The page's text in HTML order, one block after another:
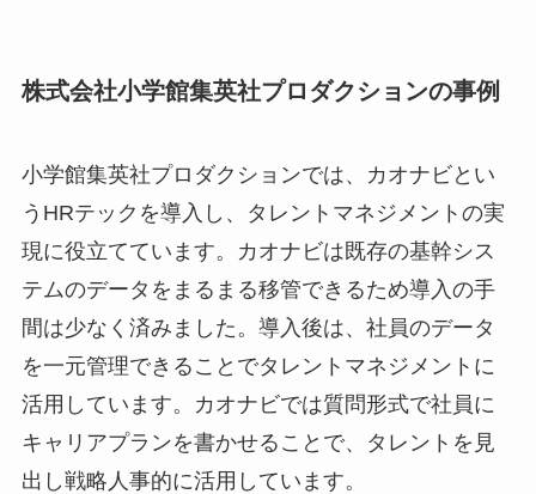
株式会社小学館集英社プロダクションの事例
小学館集英社プロダクションでは、カオナビとい
うHRテックを導入し、タレントマネジメントの実
現に役立てています。カオナビは既存の基幹シス
テムのデータをまるまる移管できるため導入の手
間は少なく済みました。導入後は、社員のデータ
を一元管理できることでタレントマネジメントに
活用しています。カオナビでは質問形式で社員に
キャリアプランを書かせることで、タレントを見
出し戦略人事的に活用しています。